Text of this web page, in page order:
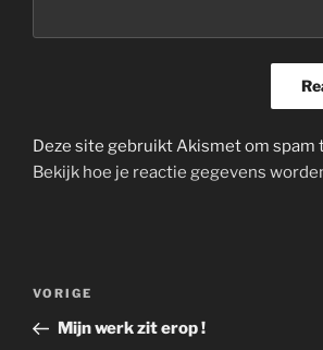
Deze site gebruikt Akismet om spam
Bekijk hoe je reactie gegevens
Bericht
Vorig
bericht
VORIGE
Mijn werk zit erop !